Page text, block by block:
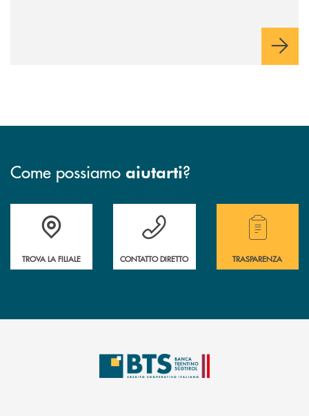
Come possiamo aiutarti?
Accedi all' elenco completo delle filiali.
TROVA LA FILIALE
Hai bisogno di assistenza immediata?
CONTATTO DIRETTO
Hai bisogno di
TRASPARENZA